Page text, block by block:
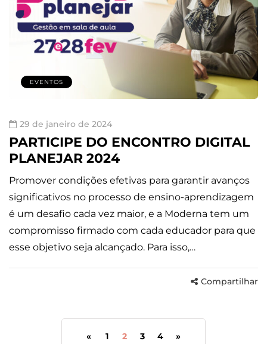
EVENTOS
29 de janeiro de 2024
PARTICIPE DO ENCONTRO DIGITAL
PLANEJAR 2024
Promover condições efetivas para garantir avanços
significativos no processo de ensino-aprendizagem
é um desafio cada vez maior, e a Moderna tem um
compromisso firmado com cada educador para que
esse objetivo seja alcançado. Para isso,…
Compartilhar
« 1 2 3 4 »